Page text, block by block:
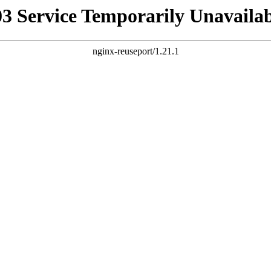
Service Temporarily
nginx-reuseport/1.21.1